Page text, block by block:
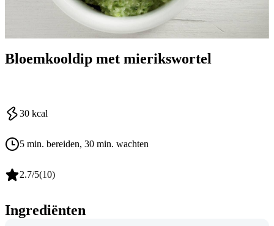
Bloemkooldip met mierikswortel
30 kcal
5 min. bereiden, 30 min. wachten
2.7/5(10)
Ingrediënten